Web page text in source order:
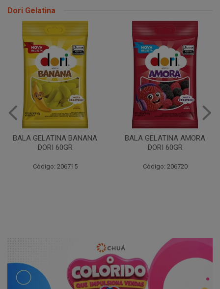
Dori Gelatina
BALA GELATINA BANANA
DORI 60GR
Código: 206715
BALA GELATINA AMORA
DORI 60GR
Código: 206720